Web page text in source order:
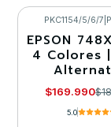
-10%
Agotado
PKC1154/5/6/7
EPSON
4 Colores
$169.990
5.0